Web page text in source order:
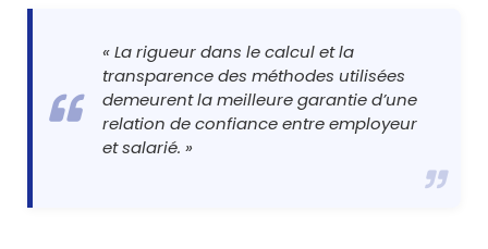
« La rigueur dans le calcul et la
transparence des méthodes utilisées
demeurent la meilleure garantie d’une
relation de confiance entre employeur
et salarié. »